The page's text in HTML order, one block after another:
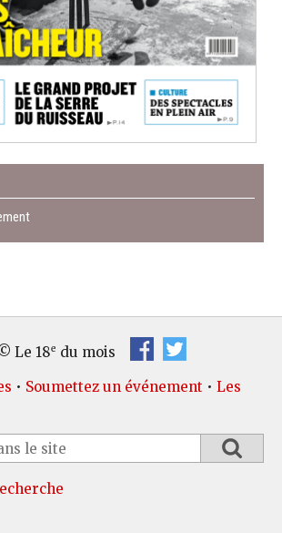
Le 18e du mois
• Soumettez un événement • Les